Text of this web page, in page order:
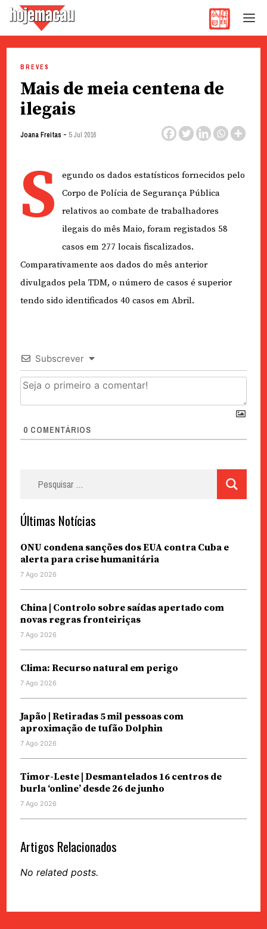
content
BREVES
Mais de meia centena de
ilegais
Joana Freitas - 5 Jul 2016
S
egundo os dados estatísticos fornecidos pelo
Corpo de Polícia de Segurança Pública
relativos ao combate de trabalhadores
ilegais do mês Maio, foram registados 58
casos em 277 locais fiscalizados.
Comparativamente aos dados do mês anterior
divulgados pela TDM, o número de casos é superior
tendo sido identificados 40 casos em Abril.
Subscrever
0 COMENTÁRIOS
Últimas Notícias
ONU condena sanções dos EUA contra Cuba e
alerta para crise humanitária
7 Ago 2026
China | Controlo sobre saídas apertado com
novas regras fronteiriças
7 Ago 2026
Clima: Recurso natural em perigo
7 Ago 2026
Japão | Retiradas 5 mil pessoas com
aproximação de tufão Dolphin
7 Ago 2026
Timor-Leste | Desmantelados 16 centros de
burla ‘online’ desde 26 de junho
7 Ago 2026
Artigos Relacionados
No related posts.